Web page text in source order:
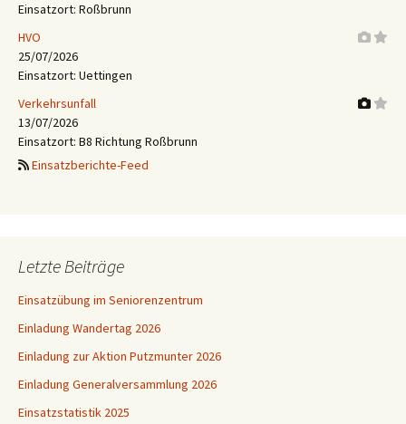
Einsatzort: Roßbrunn
HVO
25/07/2026
Einsatzort: Uettingen
Verkehrsunfall
13/07/2026
Einsatzort: B8 Richtung Roßbrunn
Einsatzberichte-Feed
Letzte Beiträge
Einsatzübung im Seniorenzentrum
Einladung Wandertag 2026
Einladung zur Aktion Putzmunter 2026
Einladung Generalversammlung 2026
Einsatzstatistik 2025